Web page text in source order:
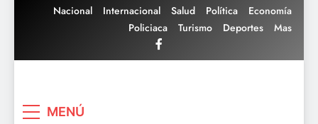
Nacional Internacional Salud Política
Economía
Policiaca
Turismo Deportes Mas
MENÚ